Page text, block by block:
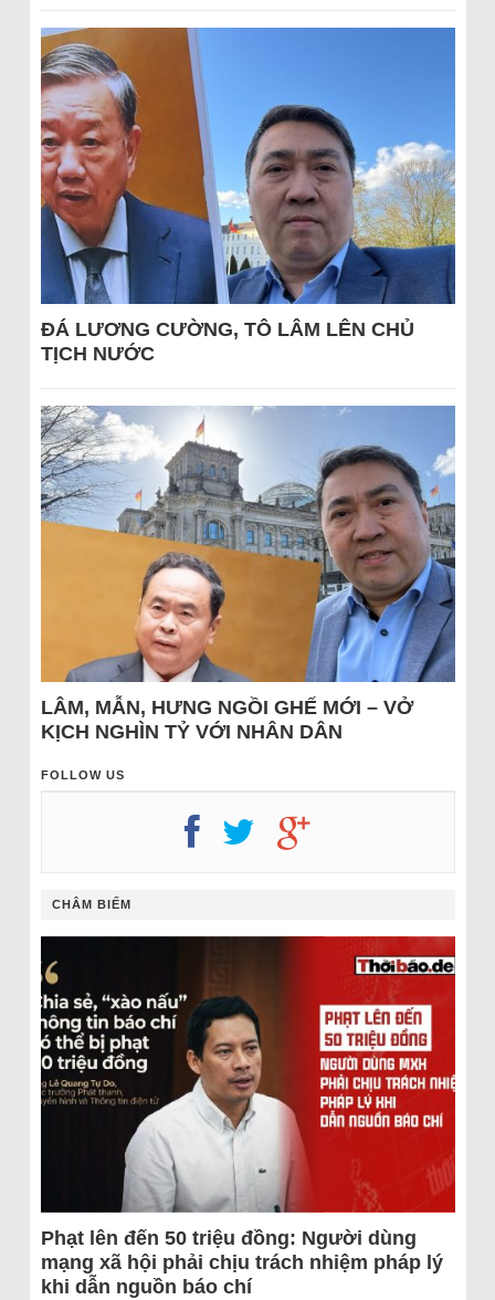
ĐÁ LƯƠNG CƯỜNG, TÔ LÂM LÊN CHỦ
TỊCH NƯỚC
LÂM, MẪN, HƯNG NGỒI GHẾ MỚI – VỞ
KỊCH NGHÌN TỶ VỚI NHÂN DÂN
FOLLOW US
CHÂM BIẾM
Phạt lên đến 50 triệu đồng: Người dùng
mạng xã hội phải chịu trách nhiệm pháp lý
khi dẫn nguồn báo chí